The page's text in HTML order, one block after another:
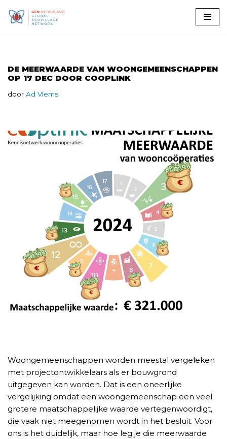
DE MEERWAARDE VAN WOONGEMEENSCHAPPEN
OP 17 DEC DOOR COOPLINK
door Ad Vlems
Woongemeenschappen worden meestal vergeleken
met projectontwikkelaars als er bouwgrond
uitgegeven kan worden. Dat is een oneerlijke
vergelijking omdat een woongemeenschap een veel
grotere maatschappelijke waarde vertegenwoordigt,
die vaak niet meegenomen wordt in het besluit. Voor
ons is het duidelijk, maar hoe leg je die meerwaarde